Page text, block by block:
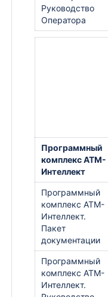
Руководство
Оператора
Программный
комплекс АТМ-
Интеллект
Программный
комплекс АТМ-
Интеллект.
Пакет
документации
Программный
комплекс АТМ-
Интеллект.